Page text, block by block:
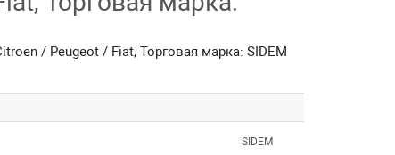
/ Peugeot / Fiat, Торговая марка: SIDEM
SIDEM